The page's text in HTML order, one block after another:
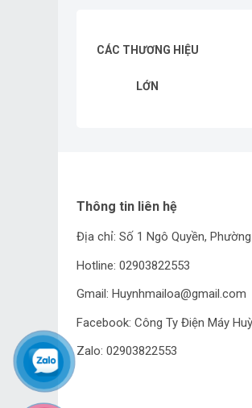
CÁC THƯƠNG HIỆU
LỚN
Thông tin liên hệ
Địa chỉ: Số 1 Ngô Quyền,
Hotline: 02903822553
Gmail: Huynhmailoa@gmail.com
Facebook: Công Ty Điện Máy
Zalo: 02903822553